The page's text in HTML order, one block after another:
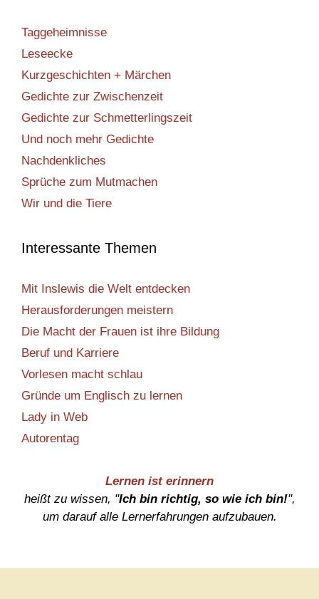
Taggeheimnisse
Leseecke
Kurzgeschichten + Märchen
Gedichte zur Zwischenzeit
Gedichte zur Schmetterlingszeit
Und noch mehr Gedichte
Nachdenkliches
Sprüche zum Mutmachen
Wir und die Tiere
Interessante Themen
Mit Inslewis die Welt entdecken
Herausforderungen meistern
Die Macht der Frauen ist ihre Bildung
Beruf und Karriere
Vorlesen macht schlau
Gründe um Englisch zu lernen
Lady in Web
Autorentag
Lernen ist erinnern
heißt zu wissen, "Ich bin richtig, so wie ich bin!",
um darauf alle Lernerfahrungen aufzubauen.